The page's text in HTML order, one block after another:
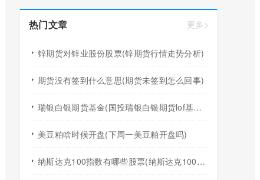
热门文章 更多>
锌期货对锌业股份股票(锌期货行情走势分析)
期货没有签到什么意思(期货未签到怎么回事)
瑞银白银期货基金(国投瑞银白银期货lof基金今日估值)
美豆粕啥时候开盘(下周一美豆粕开盘吗)
纳斯达克100指数有哪些股票(纳斯达克100指数包含的股票)